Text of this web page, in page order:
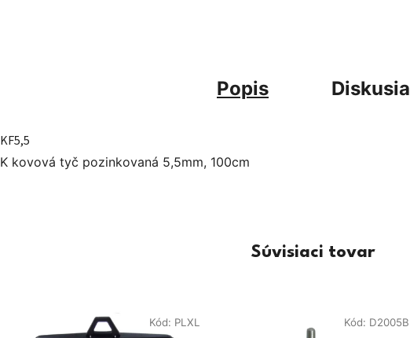
Popis Diskusia
KF5,5
K kovová tyč pozinkovaná 5,5mm, 100cm
Súvisiaci tovar
Kód: PLXL Kód: D2005B